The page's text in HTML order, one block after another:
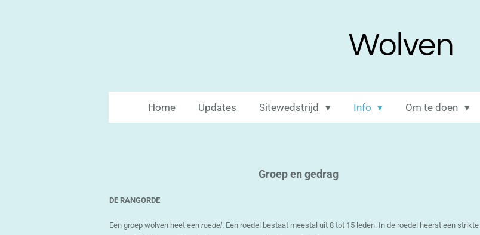
Wolven
Home Updates Sitewedstrijd Info Om te doen
Groep en gedrag
DE RANGORDE
Een groep wolven heet een roedel. Een roedel bestaat meestal uit 8 tot 15 leden. In de roedel heerst een strikte